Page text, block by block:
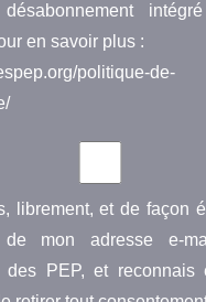
en savoir plus :
politique-de-
librement, et de façon
de mon adresse e-
des PEP, et reconnais